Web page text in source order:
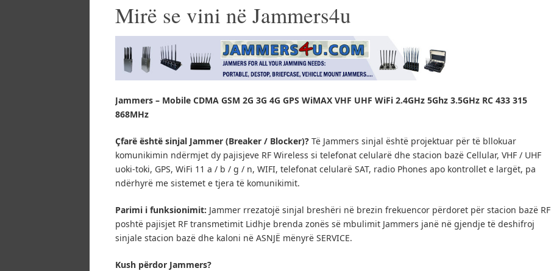
Mirë se vini në Jammers4u
Jammers – Mobile CDMA GSM 2G 3G 4G GPS WiMAX VHF UHF WiFi 2.4GHz 5Ghz 3.5GHz RC 433 315
868MHz
Çfarë është sinjal Jammer (Breaker / Blocker)? Të Jammers sinjal është projektuar për të bllokuar
komunikimin ndërmjet dy pajisjeve RF Wireless si telefonat celularë dhe stacion bazë Cellular, VHF / UHF
uoki-toki, GPS, WiFi 11 a / b / g / n, WIFI, telefonat celularë SAT, radio Phones apo kontrollet e largët, pa
ndërhyrë me sistemet e tjera të komunikimit.
Parimi i funksionimit: Jammer rrezatojë sinjal breshëri në brezin frekuencor përdoret për stacion bazë RF
poshtë pajisjet RF transmetimit Lidhje brenda zonës së mbulimit Jammers janë në gjendje të deshifroj
sinjale stacion bazë dhe kaloni në ASNJË mënyrë SERVICE.
Kush përdor Jammers?